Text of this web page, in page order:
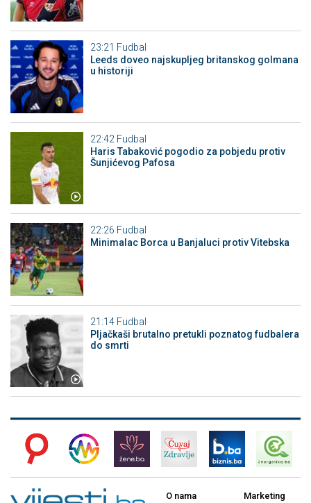
23:21 Fudbal
Leeds doveo najskupljeg britanskog golmana
u historiji
22:42 Fudbal
Haris Tabaković pogodio za pobjedu protiv
Šunjićevog Pafosa
22:26 Fudbal
Minimalac Borca u Banjaluci protiv Vitebska
21:14 Fudbal
Pljačkaši brutalno pretukli poznatog fudbalera
do smrti
O nama Marketing